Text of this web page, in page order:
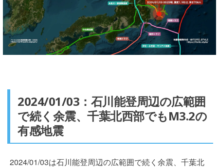
2024/01/03：石川能登周辺の広範囲
で続く余震、千葉北西部でもM3.2の
有感地震
2024/01/03は石川能登周辺の広範囲で続く余震、千葉北